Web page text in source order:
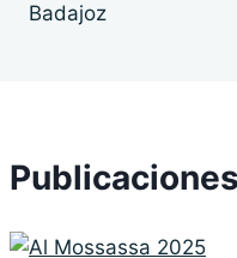
Badajoz